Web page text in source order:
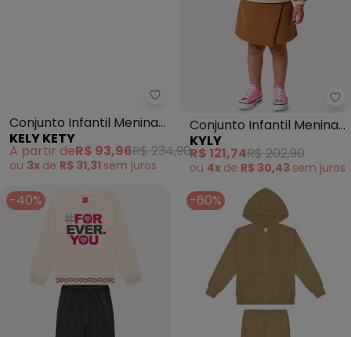
Kely Kety - Conjunto Infantil
Conjunto Infantil Menina
com Casaco e Calça
(Bege)
KELY KETY
A partir deR$ 93,96R$ 234,90
ou 3x de R$ 31,31 sem juros
Conjunto Infantil Menina
Ursinhos (Bege)
KYLY
R$ 121,74R$ 202,90
ou 4x de R$ 30,43 sem juros
-40% -60%